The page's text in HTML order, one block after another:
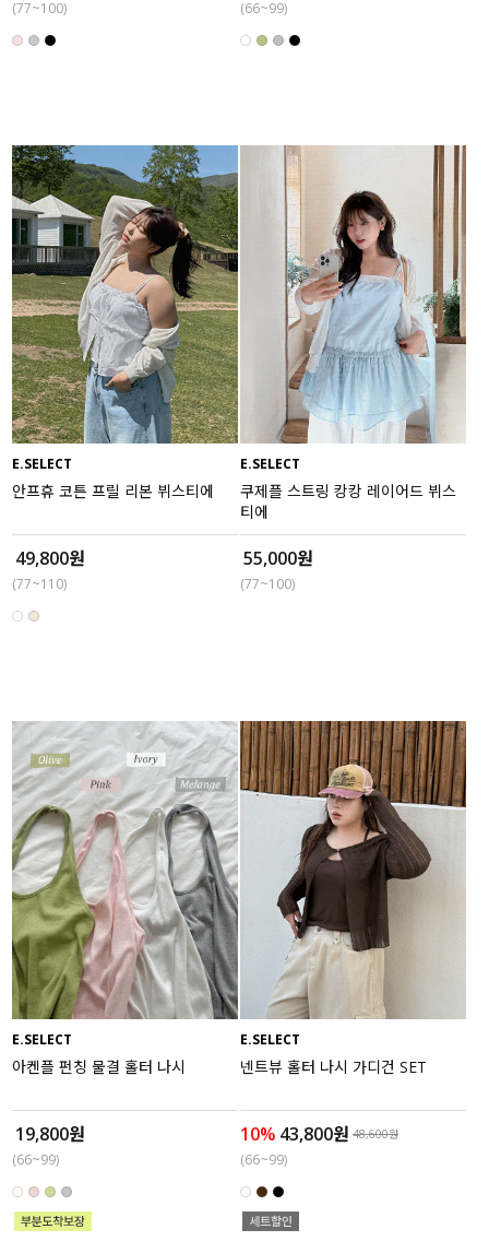
(77~100) (66~99)
E.SELECT
안프휴 코튼 프릴 리본 뷔스티에
49,800원
(77~110)
E.SELECT
쿠제플 스트링 캉캉 레이어드 뷔스
티에
55,000원
(77~100)
E.SELECT
아켄플 펀칭 물결 홀터 나시
19,800원
(66~99)
E.SELECT
넨트뷰 홀터 나시 가디건 SET
10% 43,800원 48,600원
(66~99)